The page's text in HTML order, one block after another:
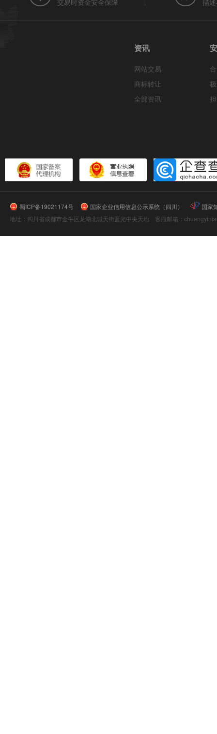
交易时资金安全保障 描
资讯
网站交易
商标转让
全部资讯
蜀ICP备19021174号 国家企业信用信息公示系统（四川）
国家
地址：四川省成都市金牛区龙湖北城天街蓝光中央天地 客服邮箱：